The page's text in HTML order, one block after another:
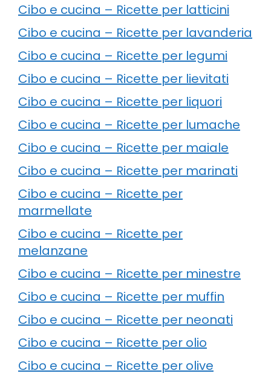
Cibo e cucina – Ricette per latticini
Cibo e cucina – Ricette per lavanderia
Cibo e cucina – Ricette per legumi
Cibo e cucina – Ricette per lievitati
Cibo e cucina – Ricette per liquori
Cibo e cucina – Ricette per lumache
Cibo e cucina – Ricette per maiale
Cibo e cucina – Ricette per marinati
Cibo e cucina – Ricette per
marmellate
Cibo e cucina – Ricette per
melanzane
Cibo e cucina – Ricette per minestre
Cibo e cucina – Ricette per muffin
Cibo e cucina – Ricette per neonati
Cibo e cucina – Ricette per olio
Cibo e cucina – Ricette per olive